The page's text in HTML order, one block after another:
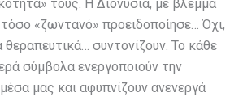
τους. Η Διονυσία, με βλέμμα
τόσο «ζωντανό» προειδοποίησε… Όχι,
θεραπευτικά… συντονίζουν. Το κάθε
σύμβολα ενεργοποιούν την
μας και αφυπνίζουν ανενεργά